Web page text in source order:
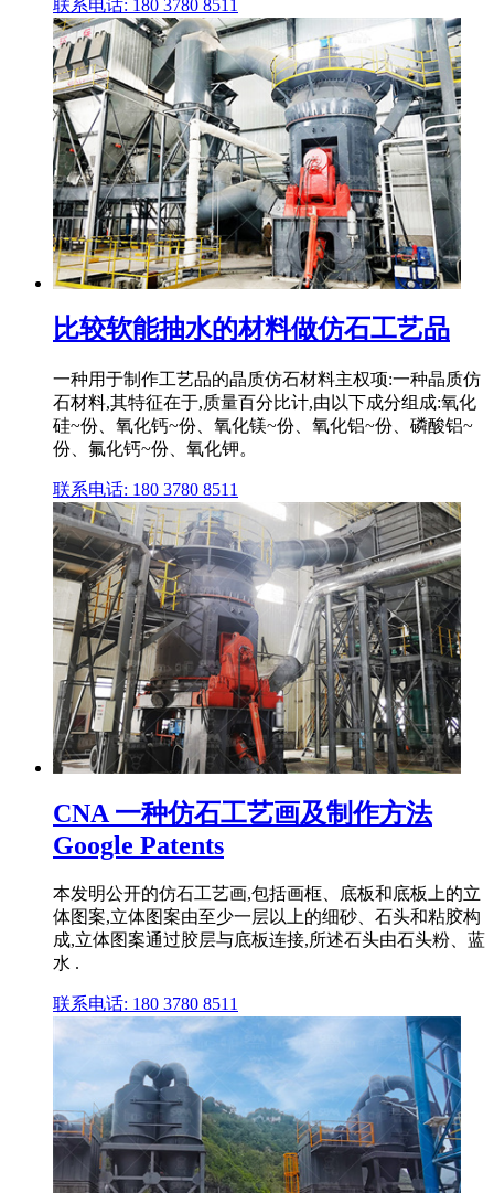
联系电话: 180 3780 8511
比较软能抽水的材料做仿石工艺品
一种用于制作工艺品的晶质仿石材料主权项:一种晶质仿
石材料,其特征在于,质量百分比计,由以下成分组成:氧化
硅~份、氧化钙~份、氧化镁~份、氧化铝~份、磷酸铝~
份、氟化钙~份、氧化钾。
联系电话: 180 3780 8511
CNA 一种仿石工艺画及制作方法
Google Patents
本发明公开的仿石工艺画,包括画框、底板和底板上的立
体图案,立体图案由至少一层以上的细砂、石头和粘胶构
成,立体图案通过胶层与底板连接,所述石头由石头粉、蓝
水 .
联系电话: 180 3780 8511